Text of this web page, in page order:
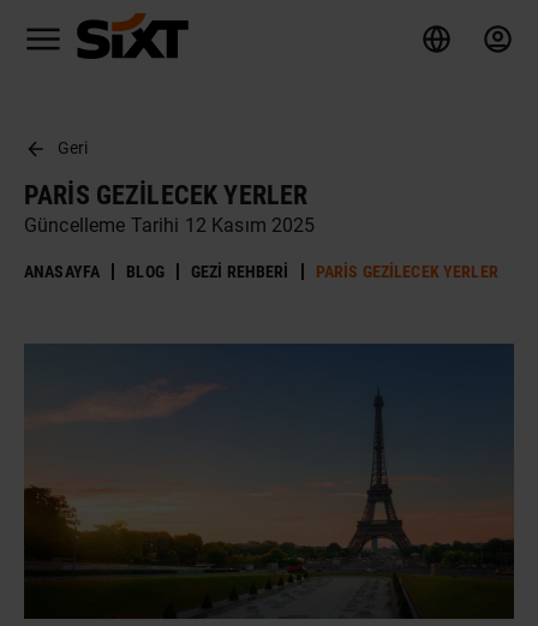
Geri
PARIS GEZILECEK YERLER
Güncelleme Tarihi 12 Kasım 2025
ANASAYFA BLOG GEZI REHBERI PARIS GEZILECEK YERLER